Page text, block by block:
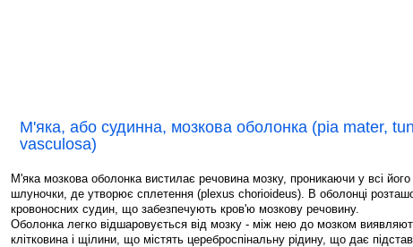
М'яка, або судинна, мозкова оболонка (pia mater,
vasculosa)
М'яка мозкова оболонка вистилає речовина мозку, проникаючи у всі його
шлуночки, де утворює сплетення (plexus chorioideus). В оболонці
кровоносних судин, що забезпечують кров'ю мозкову речовину.
Оболонка легко відшаровується від мозку - між нею до мозком
клітковина і щілини, що містять цереброспінальну рідину, що дає